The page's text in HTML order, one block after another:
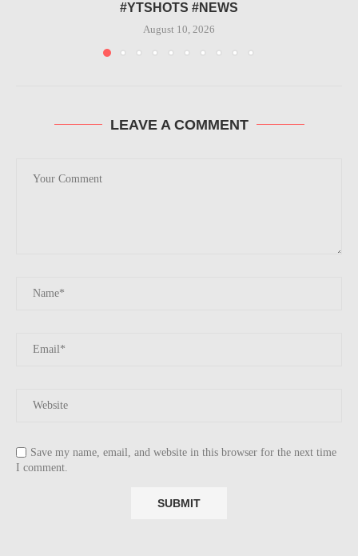
#YTSHOTS #NEWS
August 10, 2026
LEAVE A COMMENT
Save my name, email, and website in this browser for the next time
I comment.